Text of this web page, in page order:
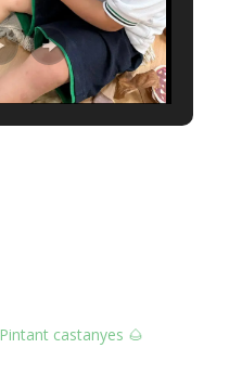
Pintant castanyes 🌰